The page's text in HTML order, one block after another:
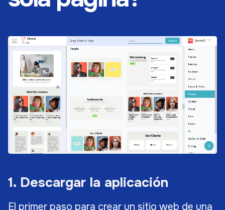
1. Descargar la aplicación
El primer paso para crear un sitio web de una